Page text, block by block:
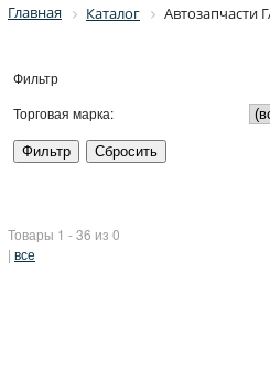
Главная Каталог Автозапчасти
Фильтр
Торговая марка:
Товары 1 - 36 из 0
| все